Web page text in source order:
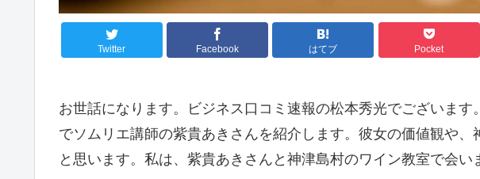
Twitter Facebook はてブ Pocket
お世話になります。ビジネス口コミ速報の松本秀光でございま
でソムリエ講師の紫貴あきさんを紹介します。彼女の価値観や
と思います。私は、紫貴あきさんと神津島村のワイン教室で会い